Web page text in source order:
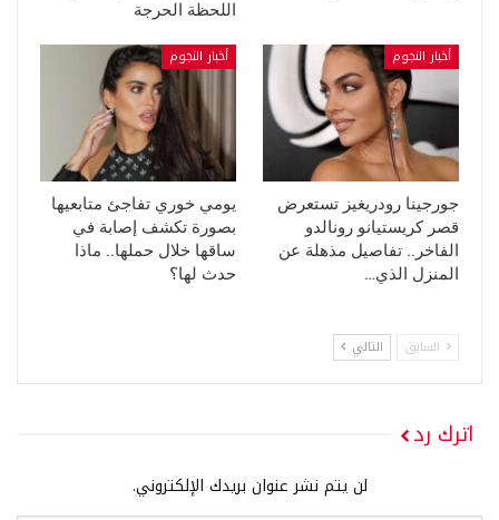
اللحظة الحرجة
أخبار النجوم
جورجينا رودريغيز تستعرض
قصر كريستيانو رونالدو
الفاخر.. تفاصيل مذهلة عن
المنزل الذي…
أخبار النجوم
يومي خوري تفاجئ متابعيها
بصورة تكشف إصابة في
ساقها خلال حملها.. ماذا
حدث لها؟
السابق التالي
اترك رد
لن يتم نشر عنوان بريدك الإلكتروني.